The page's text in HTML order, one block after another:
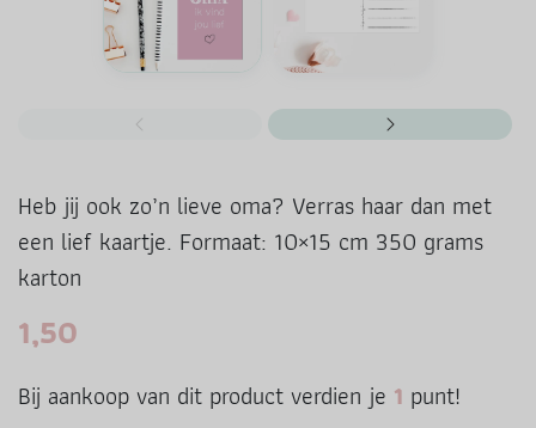
Heb jij ook zo’n lieve oma? Verras haar dan met
een lief kaartje. Formaat: 10×15 cm 350 grams
karton
1,50
Bij aankoop van dit product verdien je 1 punt!